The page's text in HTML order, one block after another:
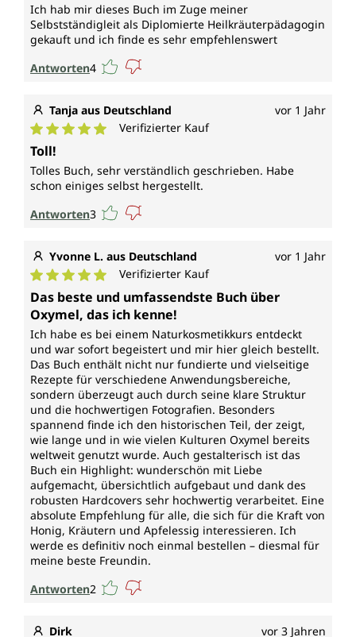
Ich hab mir dieses Buch im Zuge meiner
Selbstständigleit als Diplomierte Heilkräuterpädagogin
gekauft und ich finde es sehr empfehlenswert
Antworten4
Tanja aus Deutschland vor 1 Jahr
Durchschnittliche Bewertung von 5 von 5 Sternen
Verifizierter Kauf
Toll!
Tolles Buch, sehr verständlich geschrieben. Habe
schon einiges selbst hergestellt.
Antworten3
Yvonne L. aus Deutschland vor 1 Jahr
Durchschnittliche Bewertung von 5 von 5 Sternen
Verifizierter Kauf
Das beste und umfassendste Buch über
Oxymel, das ich kenne!
Ich habe es bei einem Naturkosmetikkurs entdeckt
und war sofort begeistert und mir hier gleich bestellt.
Das Buch enthält nicht nur fundierte und vielseitige
Rezepte für verschiedene Anwendungsbereiche,
sondern überzeugt auch durch seine klare Struktur
und die hochwertigen Fotografien. Besonders
spannend finde ich den historischen Teil, der zeigt,
wie lange und in wie vielen Kulturen Oxymel bereits
weltweit genutzt wurde. Auch gestalterisch ist das
Buch ein Highlight: wunderschön mit Liebe
aufgemacht, übersichtlich aufgebaut und dank des
robusten Hardcovers sehr hochwertig verarbeitet. Eine
absolute Empfehlung für alle, die sich für die Kraft von
Honig, Kräutern und Apfelessig interessieren. Ich
werde es definitiv noch einmal bestellen – diesmal für
meine beste Freundin.
Antworten2
Dirk vor 3 Jahren